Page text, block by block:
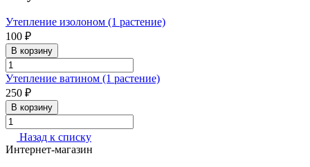
Утепление изолоном (1 растение)
100 ₽
В корзину
Утепление ватином (1 растение)
250 ₽
В корзину
Назад к списку
Интернет-магазин